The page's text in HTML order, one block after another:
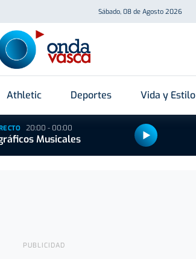
Sábado, 08 de Agosto 2026
Athletic Deportes Vida y Estilo
20:00 - 00:00
Musicales